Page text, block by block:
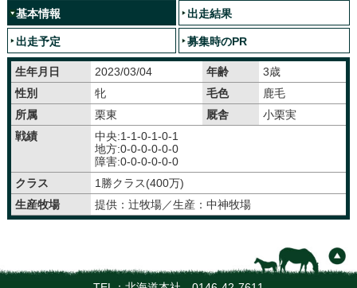
基本情報
出走結果
出走予定 募集時のPR
生年月日 2023/03/04 年齢
3歳
性別
牝 毛色
鹿毛
所属
栗東 厩舎
小栗実
戦績
中央:1-1-0-1-0-1
地方:0-0-0-0-0-0
障害:0-0-0-0-0-0
クラス
1勝クラス(400万)
生産牧場
提供：辻牧場／生産：中神牧場